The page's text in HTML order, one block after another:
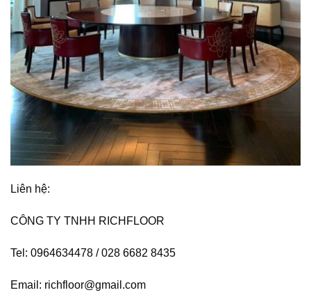
Liên hệ:
CÔNG TY TNHH RICHFLOOR
Tel: 0964634478 / 028 6682 8435
Email: richfloor@gmail.com